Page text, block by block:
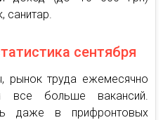
санитар.
сентября
рынок труда ежемесячно
все больше вакансий.
даже в прифронтовых